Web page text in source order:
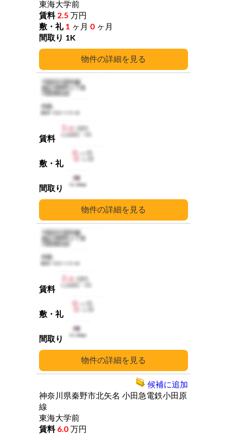
詳細
東海大学前
2.5 万円
1 ヶ月 0 ヶ月
1K
詳細
詳細
神奈川県秦野市北矢名 小田急電鉄小田原
線
東海大学前
6.0 万円
候補に追加